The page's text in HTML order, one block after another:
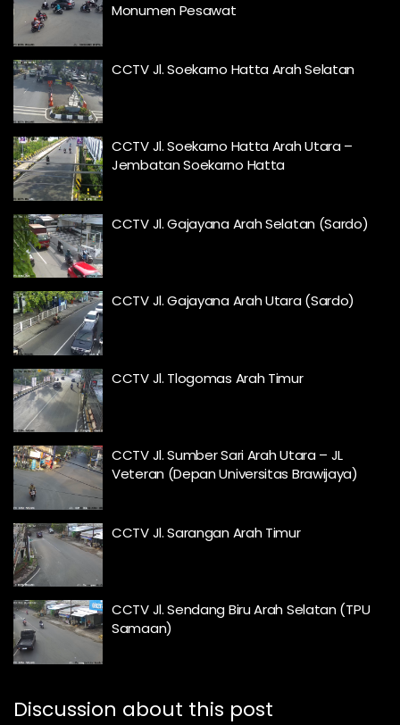
Monumen Pesawat
CCTV Jl. Soekarno Hatta Arah Selatan
CCTV Jl. Soekarno Hatta Arah Utara –
Jembatan Soekarno Hatta
CCTV Jl. Gajayana Arah Selatan (Sardo)
CCTV Jl. Gajayana Arah Utara (Sardo)
CCTV Jl. Tlogomas Arah Timur
CCTV Jl. Sumber Sari Arah Utara – JL
Veteran (Depan Universitas Brawijaya)
CCTV Jl. Sarangan Arah Timur
CCTV Jl. Sendang Biru Arah Selatan (TPU
Samaan)
Discussion about this post